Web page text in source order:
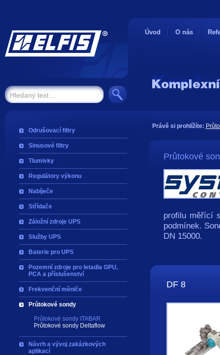
Úvod O nás
Odrušovací filtry
Sinusové filtry
Tlumivky
Regulátory výkonu
Nabíječe
Střídače
Záložní zdroje UPS
Služby UPS
Baterie pro UPS
Pozemní zdroje pro letadla GPU,
PCA a příslušenství
Frekvenční měniče
Průtokové sondy
Průtokové sondy ITABAR
Průtokové sondy Deltaflow
Návrh a vývoj zakázkových
aplikací
Právě si prohlížíte:
Průtokové
profilu měřící
podmínek.
DN 15000.
DF 8